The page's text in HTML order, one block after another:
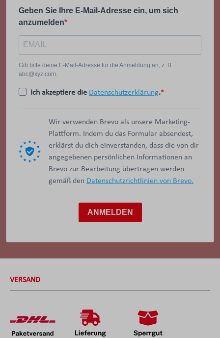
Geben Sie Ihre E-Mail-Adresse ein, um sich
anzumelden
Gib bitte deine E-Mail-Adresse für die Anmeldung an, z. B.
abc@xyz.com.
Ich akzeptiere die Datenschutzerklärung.
Wir verwenden Brevo als unsere Marketing-
Plattform. Indem du das Formular absendest,
erklärst du dich einverstanden, dass die von dir
angegebenen persönlichen Informationen an
Brevo zur Bearbeitung übertragen werden
gemäß den Datenschutzrichtlinien von Brevo.
ANMELDEN
VERSAND